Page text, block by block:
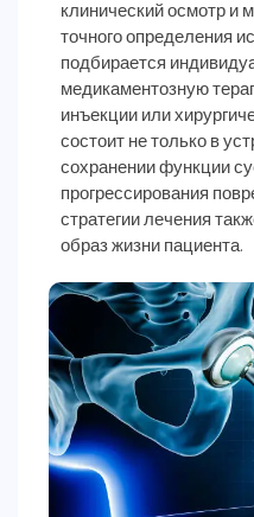
клинический осмотр и
точного определения
подбирается
медикаментозную
инъекции или
состоит не только в
сохранении функции
прогрессирования
стратегии лечения
образ жизни пациента.